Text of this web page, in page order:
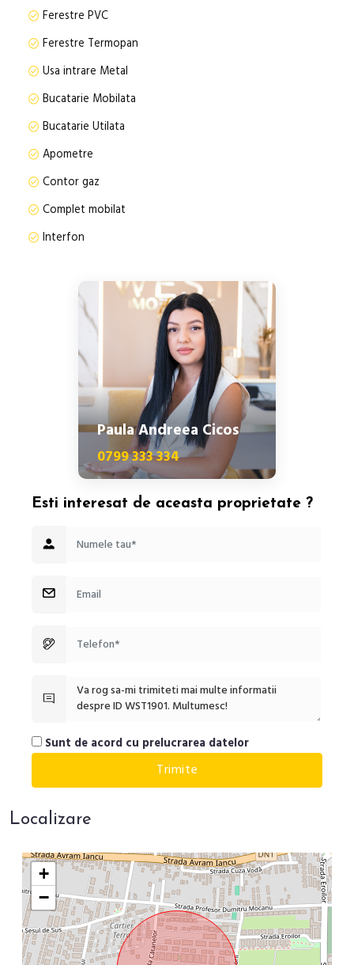
Ferestre PVC
Ferestre Termopan
Usa intrare Metal
Bucatarie Mobilata
Bucatarie Utilata
Apometre
Contor gaz
Complet mobilat
Interfon
Paula Andreea Cicos
0799 333 334
Esti interesat de aceasta proprietate ?
Sunt de acord cu prelucrarea datelor
Localizare
+
−